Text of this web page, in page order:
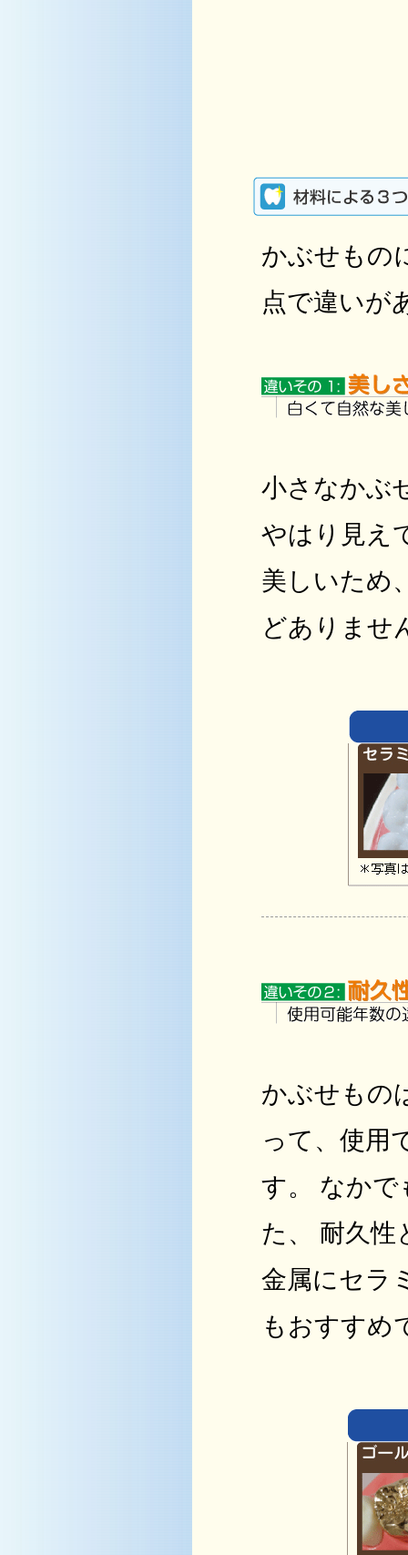
かぶせもの
点で違いが
小さなかぶ
やはり見え
美しいため
どありませ
かぶせもの
って、使用
す。 なかで
た、 耐久性
金属にセラ
もおすすめ